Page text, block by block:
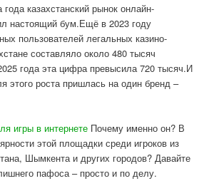
казахстанский рынок онлайн-
настоящий бум.Ещё в 2023 году
пользователей легальных казино-
составляло около 480 тысяч
года эта цифра превысила 720 тысяч.И
этого роста пришлась на один бренд –
игры в интернете Почему именно он? В
этой площадки среди игроков из
Шымкента и других городов? Давайте
пафоса – просто и по делу.